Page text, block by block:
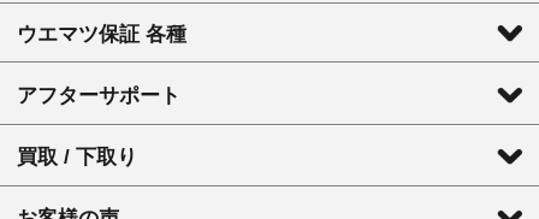
ウエマツ保証 各種
アフターサポート
買取 / 下取り